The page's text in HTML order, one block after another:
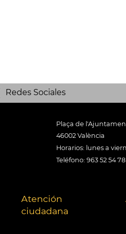
Redes Sociales
Plaça de
46002 València
Horarios: lunes a
Teléfono: 963 52 54 78
Atención
ciudadana